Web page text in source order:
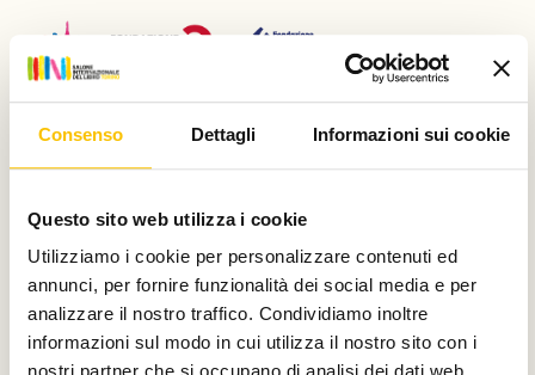
Consenso Dettagli Informazioni sui cookie
Questo sito web utilizza i cookie
Utilizziamo i cookie per personalizzare contenuti ed
annunci, per fornire funzionalità dei social media e per
analizzare il nostro traffico. Condividiamo inoltre
informazioni sul modo in cui utilizza il nostro sito con i
E di